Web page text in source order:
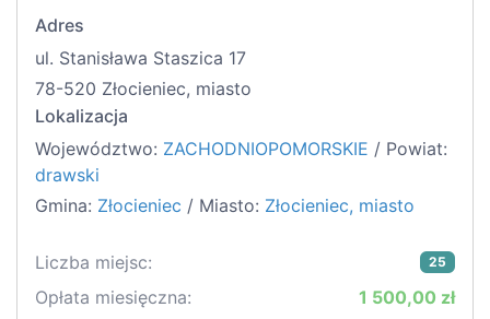
Adres
ul. Stanisława Staszica 17
78-520 Złocieniec, miasto
Lokalizacja
Województwo: ZACHODNIOPOMORSKIE / Powiat:
drawski
Gmina: Złocieniec / Miasto: Złocieniec, miasto
Liczba miejsc: 25
Opłata miesięczna:
1 500,00 zł